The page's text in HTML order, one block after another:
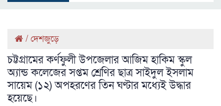
/ দেশজুড়ে
চট্টগ্রামের কর্ণফুলী উপজেলার আজিম হাকিম স্কুল
অ্যান্ড কলেজের সপ্তম শ্রেণির ছাত্র সাইদুল ইসলাম
সায়েম (১২) অপহরণের তিন ঘণ্টার মধ্যেই উদ্ধার
হয়েছে।